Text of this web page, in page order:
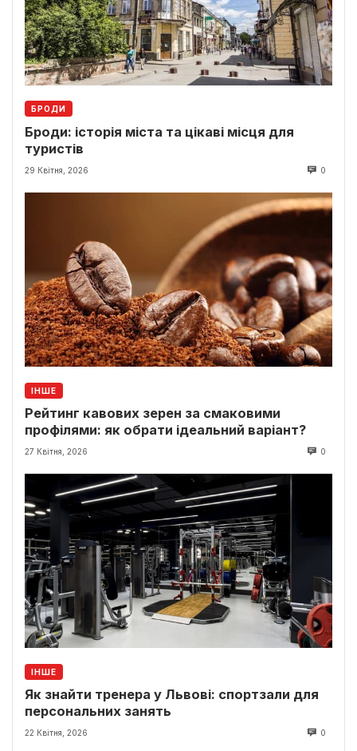
БРОДИ
Броди: історія міста та цікаві місця для
туристів
29 Квітня, 2026 0
ІНШЕ
Рейтинг кавових зерен за смаковими
профілями: як обрати ідеальний варіант?
27 Квітня, 2026 0
ІНШЕ
Як знайти тренера у Львові: спортзали для
персональних занять
22 Квітня, 2026 0